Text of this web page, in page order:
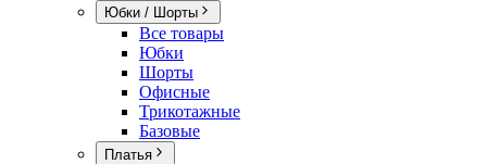
Юбки / Шорты
Все товары
Юбки
Шорты
Офисные
Трикотажные
Базовые
Платья